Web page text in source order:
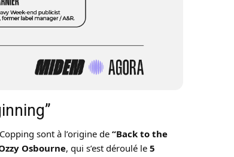
sont à l’origine de “Back to the
Osbourne, qui s’est déroulé le 5